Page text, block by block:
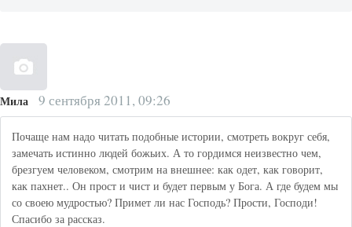
Мила 9 сентября 2011, 09:26
Почаще нам надо читать подобные истории, смотреть вокруг себя,
замечать истинно людей божьих. А то гордимся неизвестно чем,
брезгуем человеком, смотрим на внешнее: как одет, как говорит,
как пахнет.. Он прост и чист и будет первым у Бога. А где будем мы
со своею мудростью? Примет ли нас Господь? Прости, Господи!
Спасибо за рассказ.